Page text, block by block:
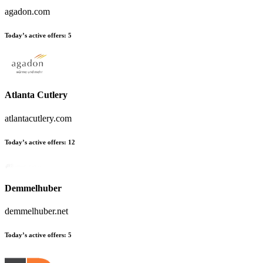
agadon.com
Today’s active offers: 5
Atlanta Cutlery
atlantacutlery.com
Today’s active offers: 12
Demmelhuber
demmelhuber.net
Today’s active offers: 5